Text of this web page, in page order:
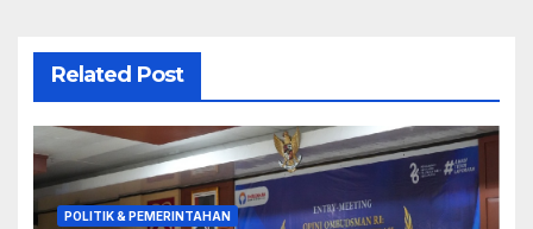
Related Post
POLITIK & PEMERINTAHAN